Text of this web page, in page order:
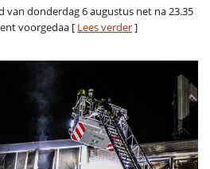
van donderdag 6 augustus net na 23.35
voorgedaa [ Lees verder]